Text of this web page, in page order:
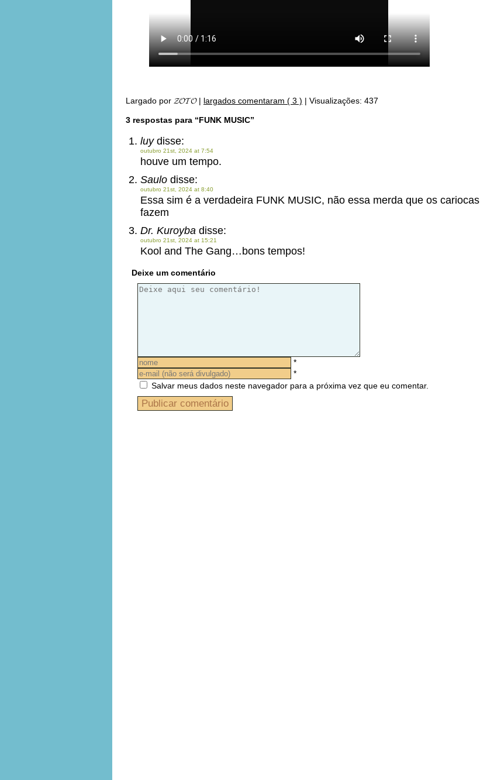
Largado por 𝓩𝓞𝓣𝓞| largados comentaram ( 3 ) | Visualizações: 437
3 respostas para “FUNK MUSIC”
luydisse:
outubro 21st, 2024 at 7:54
houve um tempo.
Saulo disse:
outubro 21st, 2024 at 8:40
Essa sim é a verdadeira FUNK MUSIC, não essa merda que os cariocas
fazem
Dr. Kuroyba disse:
outubro 21st, 2024 at 15:21
Kool and The Gang…bons tempos!
Deixe um comentário
*
*
Salvar meus dados neste navegador para a próxima vez que eu comentar.